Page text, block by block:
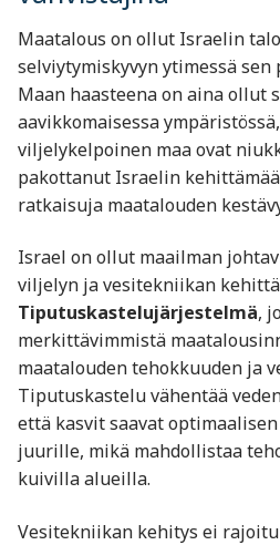
Maatalous on ollut Israelin
selviytymiskyvyn ytimessä
Maan haasteena on aina ollut
aavikkomaisessa
viljelykelpoinen maa ovat
pakottanut Israelin
ratkaisuja maatalouden
Israel on ollut maailman
viljelyn ja vesitekniikan
Tiputuskastelujärjestelmä,
merkittävimmistä
maatalouden tehokkuuden ja
Tiputuskastelu vähentää
että kasvit saavat
juurille, mikä mahdollistaa
kuivilla alueilla.
Vesitekniikan kehitys ei